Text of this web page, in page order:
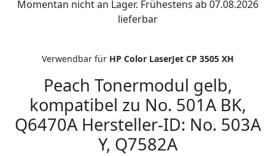
Momentan nicht an Lager. Frühestens ab 07.08.2026
lieferbar
Verwendbar für HP Color LaserJet CP 3505 XH
Peach Tonermodul gelb,
kompatibel zu No. 501A BK,
Q6470A Hersteller-ID: No. 503A
Y, Q7582A